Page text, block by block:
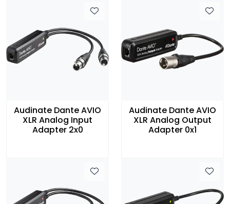
Audinate Dante AVIO
XLR Analog Input
Adapter 2x0
Audinate Dante AVIO
XLR Analog Output
Adapter 0x1